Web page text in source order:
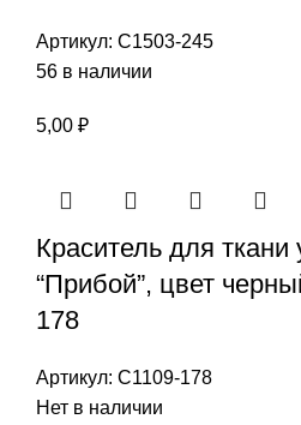
Артикул: С1503-245
56 в наличии
5,00 ₽
Краситель для
“Прибой”, цвет
178
Артикул: С1109-178
Нет в наличии